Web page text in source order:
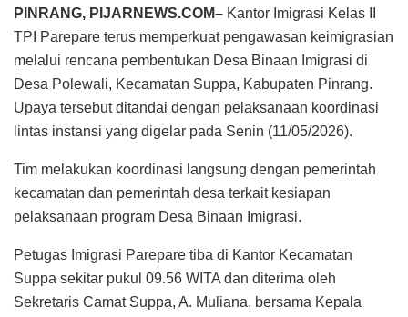
PINRANG, PIJARNEWS.COM– Kantor Imigrasi Kelas II
TPI Parepare terus memperkuat pengawasan keimigrasian
melalui rencana pembentukan Desa Binaan Imigrasi di
Desa Polewali, Kecamatan Suppa, Kabupaten Pinrang.
Upaya tersebut ditandai dengan pelaksanaan koordinasi
lintas instansi yang digelar pada Senin (11/05/2026).
Tim melakukan koordinasi langsung dengan pemerintah
kecamatan dan pemerintah desa terkait kesiapan
pelaksanaan program Desa Binaan Imigrasi.
Petugas Imigrasi Parepare tiba di Kantor Kecamatan
Suppa sekitar pukul 09.56 WITA dan diterima oleh
Sekretaris Camat Suppa, A. Muliana, bersama Kepala